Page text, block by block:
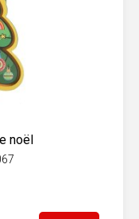
noël